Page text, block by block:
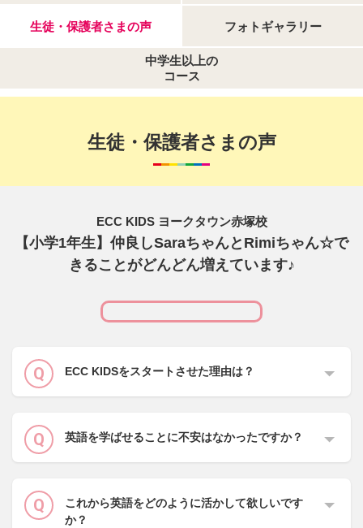
生徒・保護者さまの声 フォトギャラリー
中学生以上の
コース
生徒・保護者さまの声
ECC KIDS ヨークタウン赤塚校
【小学1年生】仲良しSaraちゃんとRimiちゃん☆で
きることがどんどん増えています♪
ECC KIDSをスタートさせた理由は？
英語を学ばせることに不安はなかったですか？
これから英語をどのように活かして欲しいです
か？